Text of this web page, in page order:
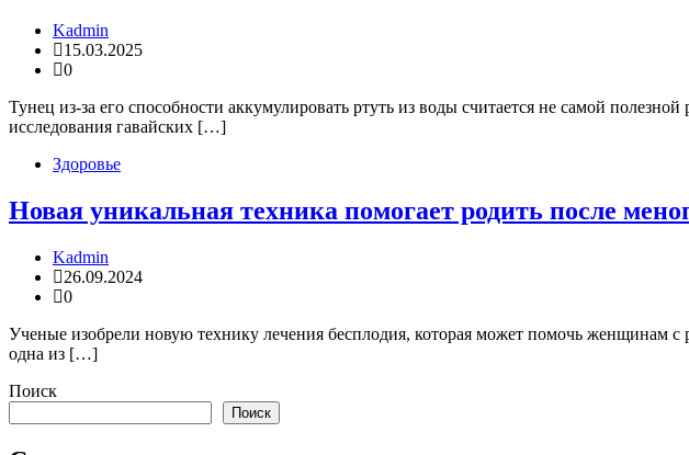
Kadmin
15.03.2025
0
Тунец из-за его способности аккумулировать ртуть из воды считается не самой
исследования гавайских […]
Здоровье
Новая уникальная техника помогает родить после
Kadmin
26.09.2024
0
Ученые изобрели новую технику лечения бесплодия, которая может помочь женщинам
одна из […]
Поиск
Поиск